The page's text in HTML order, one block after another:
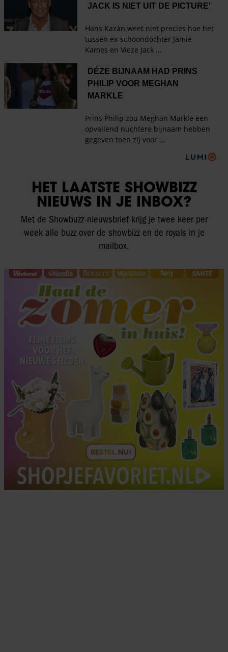
HET LAATSTE SHOWBIZZ
NIEUWS IN JE INBOX?
Met de Showbuzz-nieuwsbrief krijg je twee keer per
week alle buzz over de showbizz en de royals in je
mailbox.